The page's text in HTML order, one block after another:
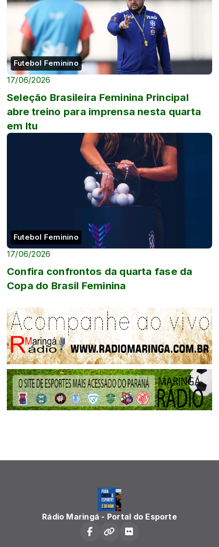
Futebol Feminino
17/06/2026
Seleção Brasileira Feminina Principal
abre treino para imprensa nesta quarta
em Itu
Futebol Feminino
17/06/2026
Confira confrontos da quarta fase da
Copa do Brasil Feminina
Rádio Maringá - Portal do Esporte